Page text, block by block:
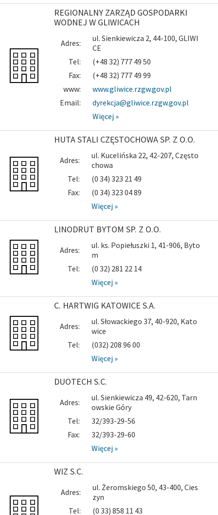
REGIONALNY ZARZĄD GOSPODARKI
WODNEJ W GLIWICACH
Adres:
ul. Sienkiewicza 2, 44-100, GLIWI
CE
Tel:
(+48 32) 777 49 50
Fax:
(+48 32) 777 49 99
www:
www.gliwice.rzgw.gov.pl
Email:
dyrekcja@gliwice.rzgw.gov.pl
Więcej »
HUTA STALI CZĘSTOCHOWA SP. Z O.O.
Adres:
ul. Kucelińska 22, 42-207, Często
chowa
Tel:
(0 34) 323 21 49
Fax:
(0 34) 323 04 89
Więcej »
LINODRUT BYTOM SP. Z O.O.
Adres:
ul. ks. Popiełuszki 1, 41-906, Byto
m
Tel:
(0 32) 281 22 14
Więcej »
C. HARTWIG KATOWICE S.A.
Adres:
ul. Słowackiego 37, 40-920, Kato
wice
Tel:
(032) 208 96 00
Więcej »
DUOTECH S.C.
Adres:
ul. Sienkiewicza 49, 42-620, Tarn
owskie Góry
Tel:
32/393-29-56
Fax:
32/393-29-60
Więcej »
WIZ S.C.
Adres:
ul. Żeromskiego 50, 43-400, Cies
zyn
Tel:
(0 33) 858 11 43